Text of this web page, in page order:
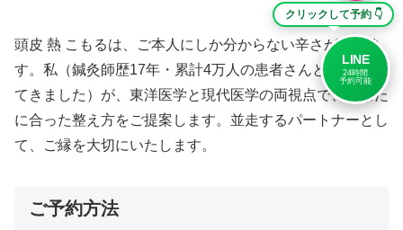
頭皮 熱 こもるは、ご本人にしか分からない辛さがありま
す。私（鍼灸師歴17年・累計4万人の患者さんと向き合っ
てきました）が、東洋医学と現代医学の両視点で、あなた
に合った整え方をご提案します。並走するパートナーとし
て、ご縁を大切にいたします。
ご予約方法
クリックして予約 👇
LINE
24時間
予約可能